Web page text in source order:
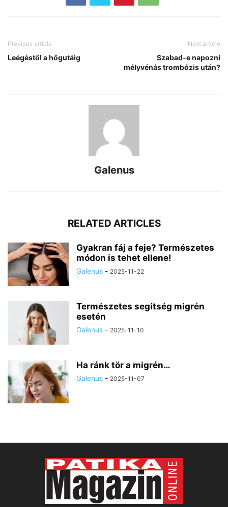
Previous article
Leégéstől a hőgutáig
Next article
Szabad-e napozni
mélyvénás trombózis után?
Galenus
RELATED ARTICLES
Gyakran fáj a feje? Természetes
módon is tehet ellene!
Galenus - 2025-11-22
Természetes segítség migrén
esetén
Galenus - 2025-11-10
Ha ránk tör a migrén…
Galenus - 2025-11-07